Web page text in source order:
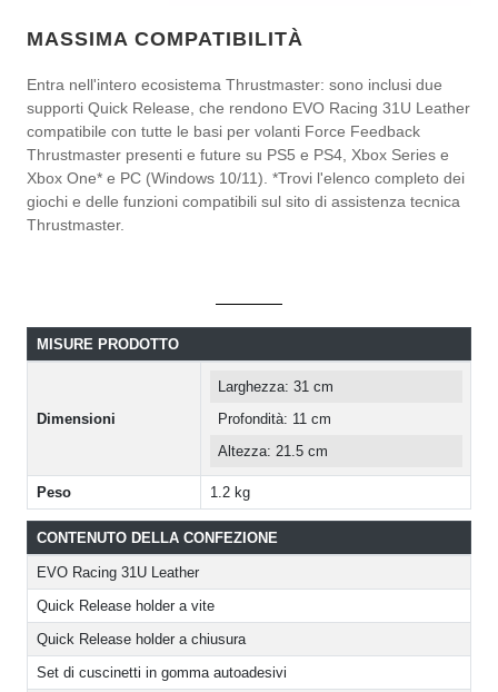
MASSIMA COMPATIBILITÀ
Entra nell'intero ecosistema Thrustmaster: sono inclusi due
supporti Quick Release, che rendono EVO Racing 31U Leather
compatibile con tutte le basi per volanti Force Feedback
Thrustmaster presenti e future su PS5 e PS4, Xbox Series e
Xbox One* e PC (Windows 10/11). *Trovi l'elenco completo dei
giochi e delle funzioni compatibili sul sito di assistenza tecnica
Thrustmaster.
MISURE PRODOTTO
Dimensioni
Larghezza: 31 cm
Profondità: 11 cm
Altezza: 21.5 cm
Peso 1.2 kg
CONTENUTO DELLA CONFEZIONE
EVO Racing 31U Leather
Quick Release holder a vite
Quick Release holder a chiusura
Set di cuscinetti in gomma autoadesivi